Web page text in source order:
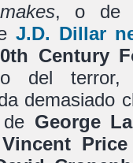
, o de
J.D. Dillar
Century
del terror,
demasiado
George
Vincent Price